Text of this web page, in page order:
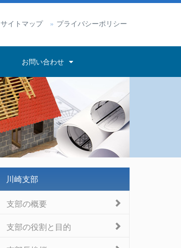
サイトマップ プライバシーポリシー
お問い合わせ
川崎支部
支部の概要
支部の役割と目的